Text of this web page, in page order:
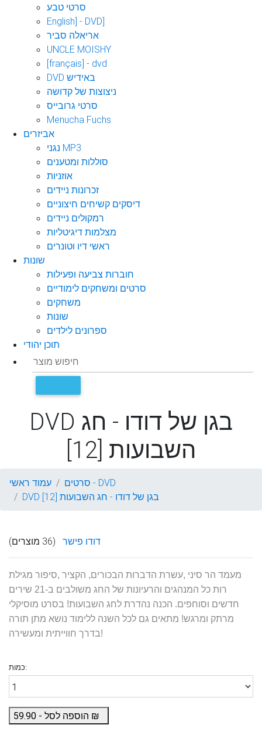
סרטי טבע
English] - DVD]
אריאלה סביר
UNCLE MOISHY
[français] - dvd
DVD באידיש
ניצוצות של קדושה
סרטי גרובייס
Menucha Fuchs
אביזרים
נגני MP3
סוללות ומטענים
אוזניות
זכרונות ניידים
דיסקים קשיחים חיצוניים
רמקולים ניידים
מצלמות דיגיטליות
ראשי דיו וטונרים
שונות
חוברות צביעה ופעילות
סרטים ומשחקים לימודיים
משחקים
שונות
ספרונים לילדים
תוכן יהודי
DVD בגן של דודו - חג
השבועות [12]
עמוד ראשי
סרטים - DVD
DVD בגן של דודו - חג השבועות [12]
דודו פישר (36 מוצרים)
מעמד הר סיני ,עשרת הדברות הבכורים, הקציר ,סיפור מגילת
רות כל המנהגים והרעיונות של החג משולבים ב-21 שירים
חדשים וסוחפים. הכנה נהדרת לחג השבועות! בסרט מוסיקלי
מרתק ומרגש! מתאים גם לכל השנה ללימוד נושא מתן תורה
בדרך חווייתית ומעשירה!
כמות:
הוספה לסל - 59.90